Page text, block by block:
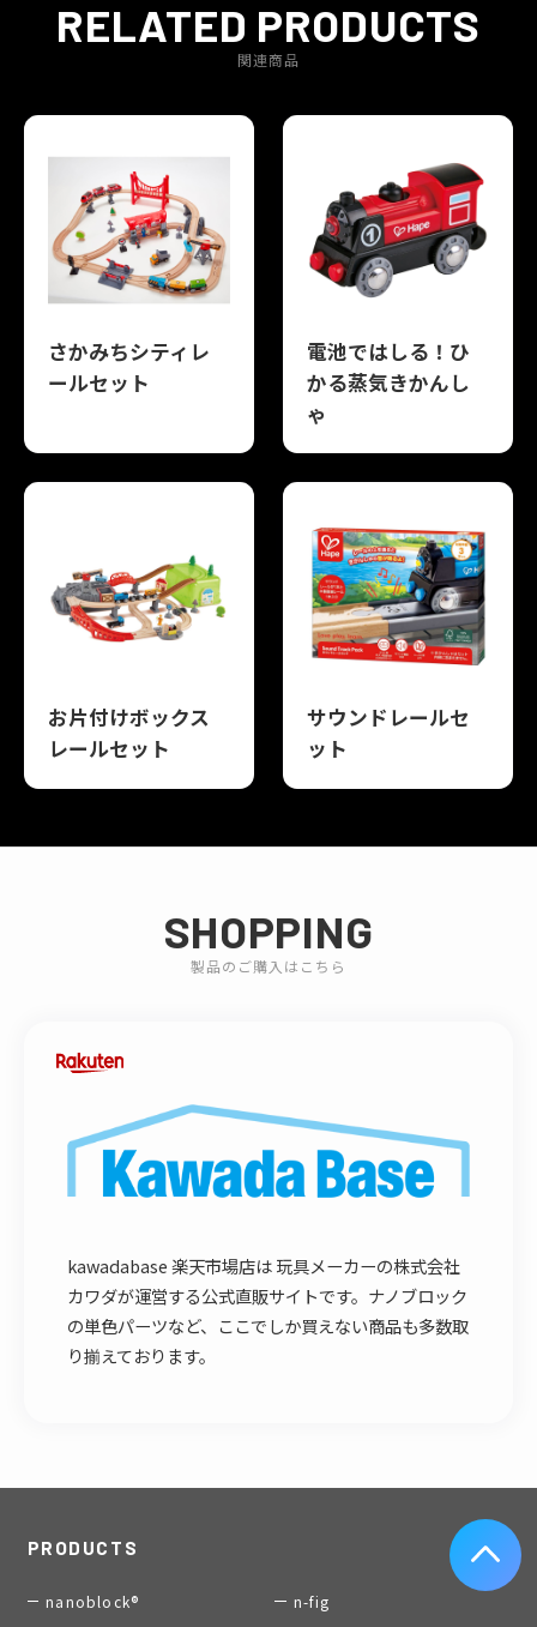
RELATED PRODUCTS
関連商品
さかみちシティレ
ールセット
電池ではしる！ひ
かる蒸気きかんし
ゃ
お片付けボックス
レールセット
サウンドレールセ
ット
SHOPPING
製品のご購入はこちら
kawadabase 楽天市場店は 玩具メーカーの株式会社
カワダが運営する公式直販サイトです。ナノブロック
の単色パーツなど、ここでしか買えない商品も多数取
り揃えております。
PRODUCTS
nanoblock®
n-fig